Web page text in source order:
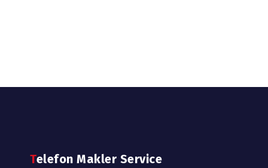
Telefon Makler Service